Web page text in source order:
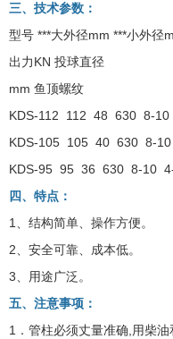
三、技术参数：
型号 ***大外径mm ***小外径
出力KN 投球直径
mm 鱼顶螺纹
KDS-112 112 48 630 8-
KDS-105 105 40 630 8-
KDS-95 95 36 630 8-10
四、特点：
1、结构简单、操作方便。
2、安全可靠、成本低。
3、用途广泛。
五、注意事项：
1．管柱必须丈量准确,用柴